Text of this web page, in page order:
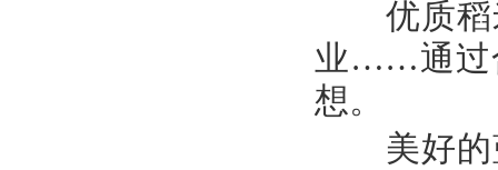
优质稻米
业……通过
想。
美好的蓝